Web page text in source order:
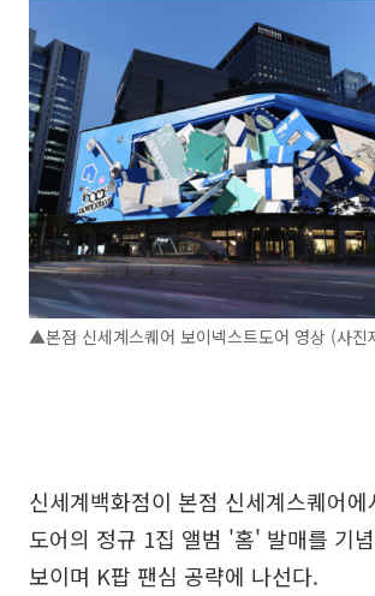
▲본점 신세계스퀘어 보이넥스트도어 영상 (사진
신세계백화점이 본점 신세계스퀘어
도어의 정규 1집 앨범 '홈' 발매를 기
보이며 K팝 팬심 공략에 나선다.